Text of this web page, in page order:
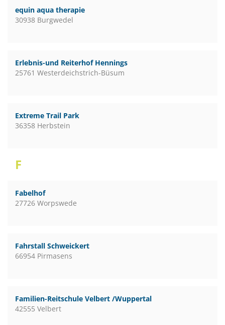
equin aqua therapie
30938 Burgwedel
Erlebnis-und Reiterhof Hennings
25761 Westerdeichstrich-Büsum
Extreme Trail Park
36358 Herbstein
F
Fabelhof
27726 Worpswede
Fahrstall Schweickert
66954 Pirmasens
Familien-Reitschule Velbert /Wuppertal
42555 Velbert